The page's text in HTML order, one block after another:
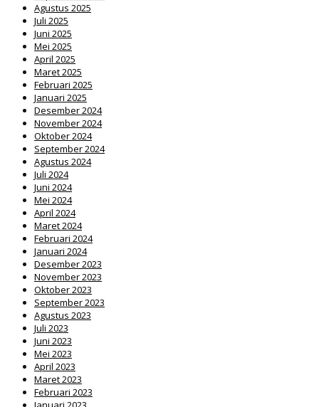
Agustus 2025
Juli 2025
Juni 2025
Mei 2025
April 2025
Maret 2025
Februari 2025
Januari 2025
Desember 2024
November 2024
Oktober 2024
September 2024
Agustus 2024
Juli 2024
Juni 2024
Mei 2024
April 2024
Maret 2024
Februari 2024
Januari 2024
Desember 2023
November 2023
Oktober 2023
September 2023
Agustus 2023
Juli 2023
Juni 2023
Mei 2023
April 2023
Maret 2023
Februari 2023